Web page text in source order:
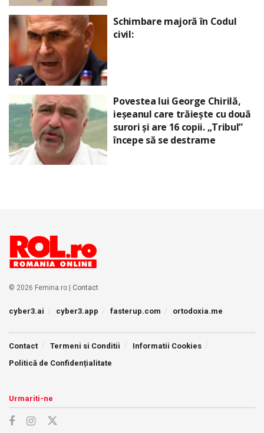
Schimbare majoră în Codul
civil:
Povestea lui George Chirilă,
ieșeanul care trăiește cu două
surori și are 16 copii. „Tribul”
începe să se destrame
© 2026 Femina.ro | Contact
cyber3.ai cyber3.app fasterup.com ortodoxia.me
Contact Termeni si Conditii
Informatii Cookies
Politică de Confidențialitate
Urmariti-ne